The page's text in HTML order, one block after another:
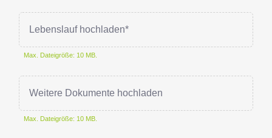
Lebenslauf hochladen*
Max. Dateigröße: 10 MB.
Weitere Dokumente hochladen
Max. Dateigröße: 10 MB.